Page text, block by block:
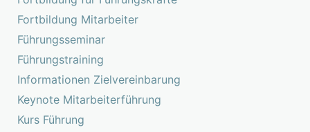
Fortbildung Mitarbeiter
Führungsseminar
Führungstraining
Informationen Zielvereinbarung
Keynote Mitarbeiterführung
Kurs Führung